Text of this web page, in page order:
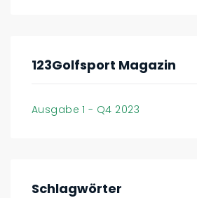
123Golfsport Magazin
Ausgabe 1 - Q4 2023
Schlagwörter